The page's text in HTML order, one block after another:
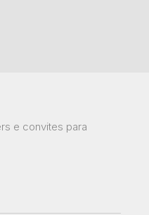
e convites para